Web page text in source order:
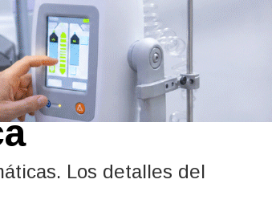
ascenso de
Los detalles del